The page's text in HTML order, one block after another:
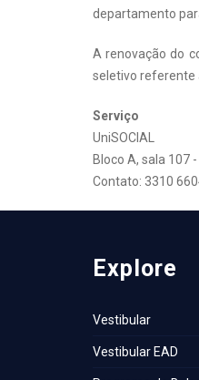
departamento
A renovação do
seletivo referente
Serviço
UniSOCIAL
Bloco A, sala 107
Contato: 3310
Explore
Vestibular
Vestibular EAD